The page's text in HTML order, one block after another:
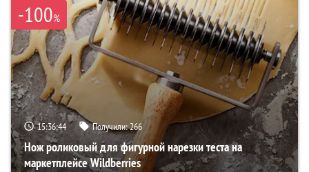
-100%
15:36:43 Получили:266
Нож роликовый для фигурной нарезки теста на
маркетплейсе Wildberries